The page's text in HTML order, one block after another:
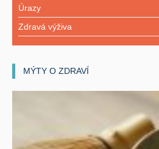
Úrazy
Zdravá výživa
MÝTY O ZDRAVÍ